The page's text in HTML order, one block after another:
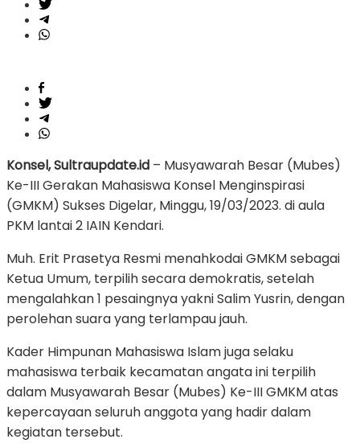
Konsel, Sultraupdate.id – Musyawarah Besar (Mubes)
Ke-III Gerakan Mahasiswa Konsel Menginspirasi
(GMKM) Sukses Digelar, Minggu, 19/03/2023. di aula
PKM lantai 2 IAIN Kendari.
Muh. Erit Prasetya Resmi menahkodai GMKM sebagai
Ketua Umum, terpilih secara demokratis, setelah
mengalahkan 1 pesaingnya yakni Salim Yusrin, dengan
perolehan suara yang terlampau jauh.
Kader Himpunan Mahasiswa Islam juga selaku
mahasiswa terbaik kecamatan angata ini terpilih
dalam Musyawarah Besar (Mubes) Ke-III GMKM atas
kepercayaan seluruh anggota yang hadir dalam
kegiatan tersebut.